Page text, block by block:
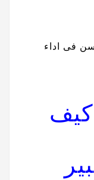
فى اداء
كيف